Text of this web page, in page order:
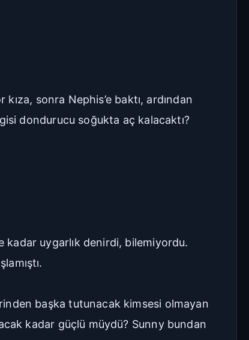
sonra Nephis’e baktı, ardından
dondurucu soğukta aç kalacaktı?
kadar uygarlık denirdi, bilemiyordu.
başka tutunacak kimsesi olmayan
kadar güçlü müydü? Sunny bundan